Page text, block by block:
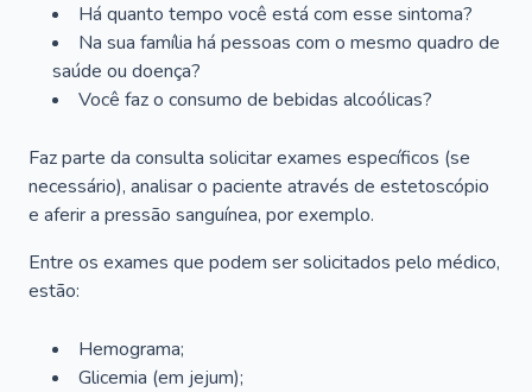
Há quanto tempo você está com esse sintoma?
Na sua família há pessoas com o mesmo quadro de
saúde ou doença?
Você faz o consumo de bebidas alcoólicas?
Faz parte da consulta solicitar exames específicos (se
necessário), analisar o paciente através de estetoscópio
e aferir a pressão sanguínea, por exemplo.
Entre os exames que podem ser solicitados pelo médico,
estão:
Hemograma;
Glicemia (em jejum);